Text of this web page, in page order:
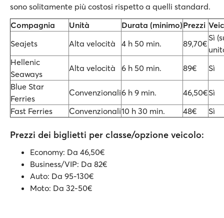
sono solitamente più costosi rispetto a quelli standard.
Compagnia
Unità Durata (minimo)Prezzi
Seajets
Alta velocità 4 h 50 min. 89,70€
Sì
Hellenic
Seaways
Alta velocità 6 h 50 min. 89€
Sì
Blue Star
Ferries
Convenzionali6 h 9 min. 46,50€Sì
Fast Ferries
Convenzionali10 h 30 min. 48€ Sì
Prezzi dei biglietti per classe/opzione veicolo:
Economy: Da 46,50€
Business/VIP: Da 82€
Auto: Da 95-130€
Moto: Da 32-50€